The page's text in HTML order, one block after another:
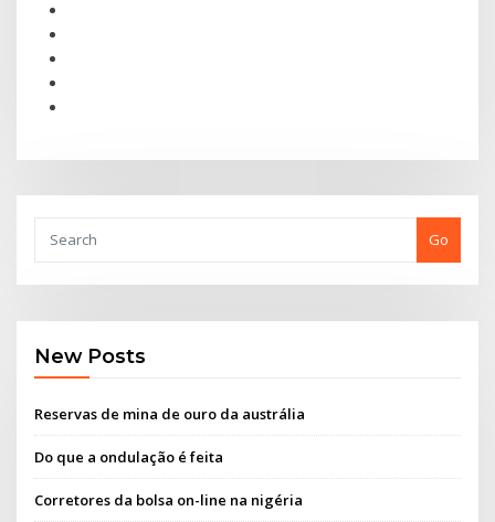
Go
New Posts
Reservas de mina de ouro da austrália
Do que a ondulação é feita
Corretores da bolsa on-line na nigéria